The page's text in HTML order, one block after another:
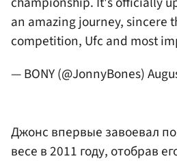
an amazing journey, sincere
competition, Ufc and most
— BONY (@JonnyBones)
Джонс впервые завоевал
весе в 2011 году, отобрав